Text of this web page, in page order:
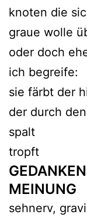
knoten die
graue wolle
oder doch
ich begreife:
sie färbt der
der durch
spalt
tropft
MEINUNG
sehnerv,